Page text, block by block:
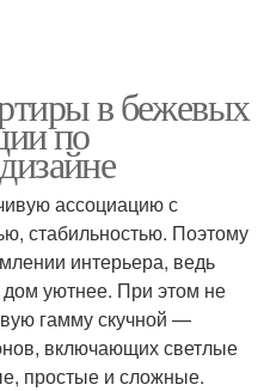
в бежевых
по
ассоциацию с
стабильностью. Поэтому
интерьера, ведь
уютнее. При этом не
гамму скучной —
включающих светлые
простые и сложные.